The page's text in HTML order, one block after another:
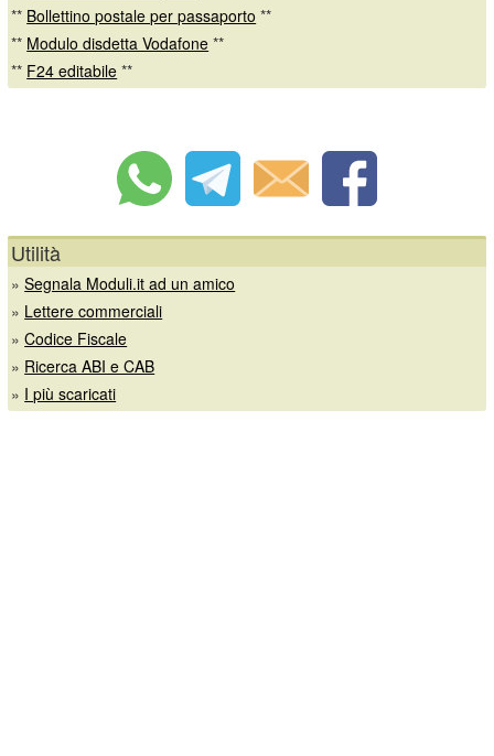
** Bollettino postale per passaporto **
** Modulo disdetta Vodafone **
** F24 editabile **
Utilità
»Segnala Moduli.it ad un amico
» Lettere commerciali
»Codice Fiscale
» Ricerca ABI e CAB
» I più scaricati